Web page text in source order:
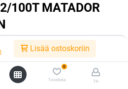
Lisää ostoskoriin
0
Toivelista Tili
100T MATADOR
kesätuote, joka vastaa kaikkiin
240473
yhdistelmää.